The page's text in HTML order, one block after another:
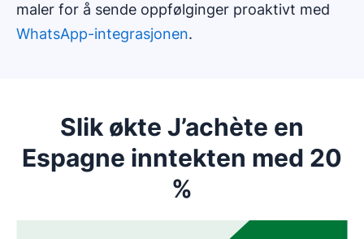
maler for å sende oppfølginger proaktivt med
WhatsApp-integrasjonen.
Slik økte J’achète en
Espagne inntekten med 20
%